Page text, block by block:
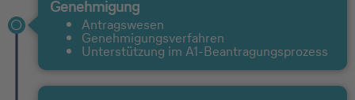
Genehmigung
Antragswesen
Genehmigungsverfahren
Unterstützung im A1-Beantragungsprozess